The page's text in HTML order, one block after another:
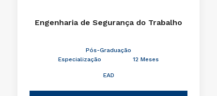
Engenharia de Segurança do Trabalho
Pós-Graduação
Especialização
12 Meses
EAD